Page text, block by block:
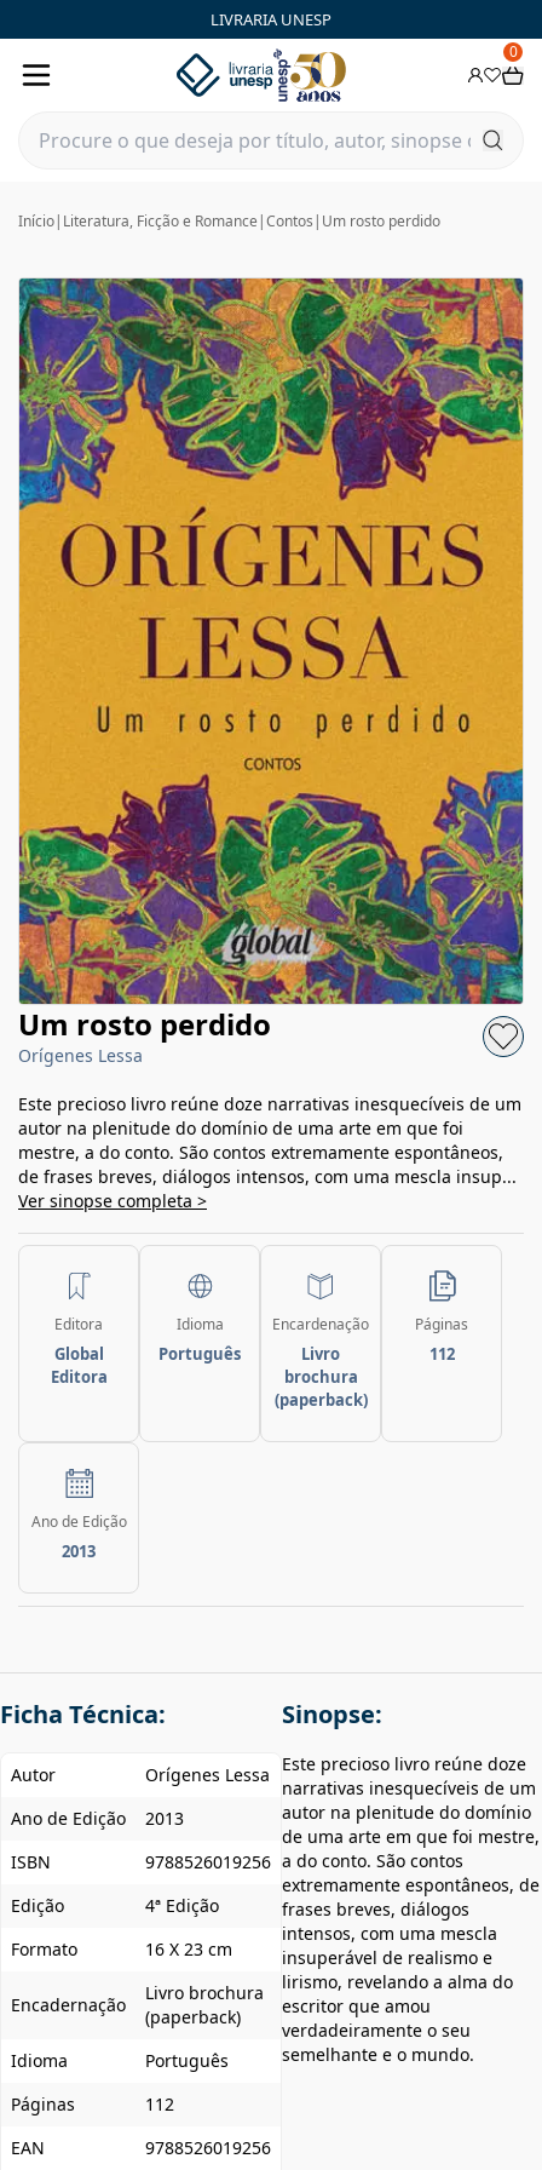
LIVRARIA UNESP
0
Início| Literatura, Ficção e Romance |Contos | Um rosto perdido
Um rosto perdido
Orígenes Lessa
Este precioso livro reúne doze narrativas inesquecíveis de um
autor na plenitude do domínio de uma arte em que foi
mestre, a do conto. São contos extremamente espontâneos,
de frases breves, diálogos intensos, com uma mescla insup...
Ver sinopse completa >
Editora
Global
Editora
Idioma
Português
Encardenação
Livro
brochura
(paperback)
Páginas
112
Ano de Edição
2013
Ficha Técnica:
Autor
Orígenes Lessa
Ano de Edição
2013
ISBN
9788526019256
Edição
4ª Edição
Formato
16 X 23 cm
Encadernação
Livro brochura
(paperback)
Idioma
Português
Páginas
112
EAN
9788526019256
Sinopse:
Este precioso livro reúne doze
narrativas inesquecíveis de um
autor na plenitude do domínio
de uma arte em que foi mestre,
a do conto. São contos
extremamente espontâneos, de
frases breves, diálogos
intensos, com uma mescla
insuperável de realismo e
lirismo, revelando a alma do
escritor que amou
verdadeiramente o seu
semelhante e o mundo.